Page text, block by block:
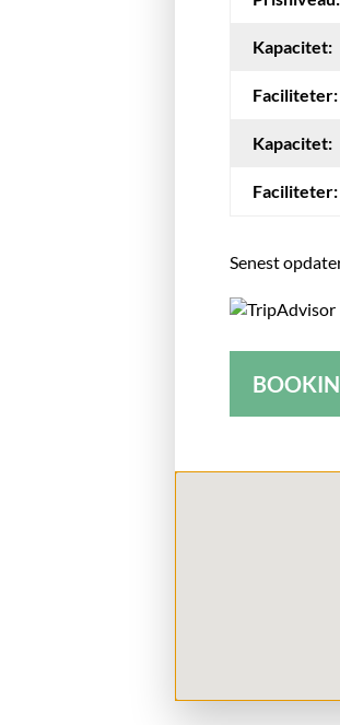
Kapacitet:
Faciliteter:
Kapacitet:
Faciliteter:
Senest